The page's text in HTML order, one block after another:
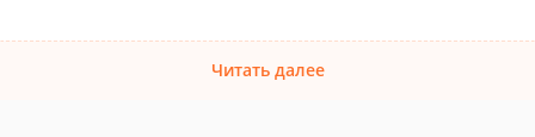
Читать далее